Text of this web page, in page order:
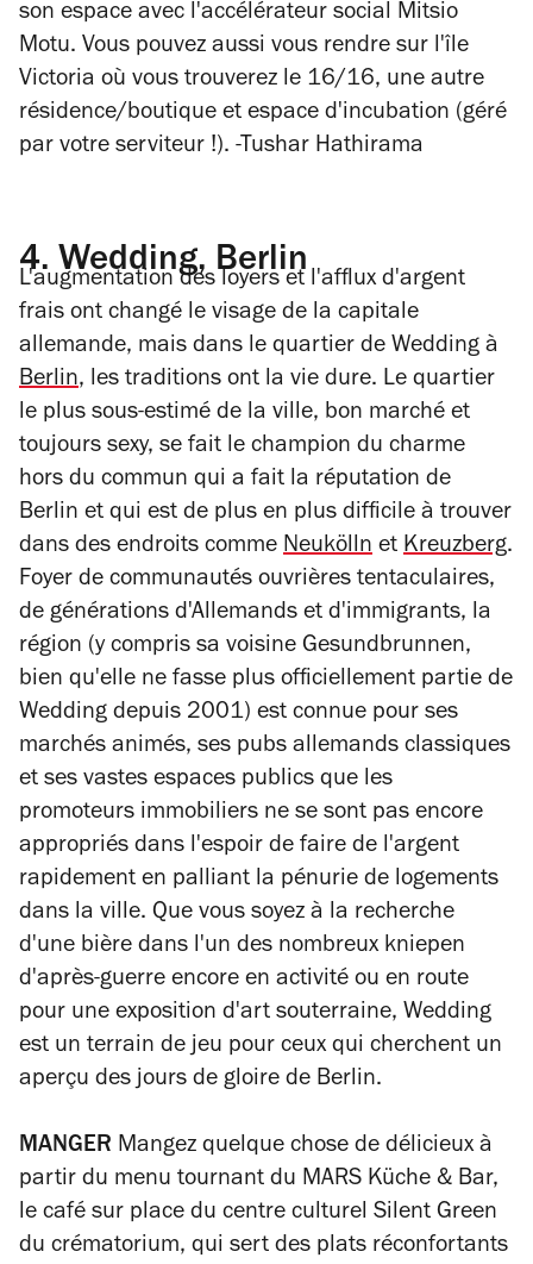
son espace avec l'accélérateur social Mitsio
Motu. Vous pouvez aussi vous rendre sur l'île
Victoria où vous trouverez le 16/16, une autre
résidence/boutique et espace d'incubation (géré
par votre serviteur !). -Tushar Hathirama
4. Wedding, Berlin
L'augmentation des loyers et l'afflux d'argent
frais ont changé le visage de la capitale
allemande, mais dans le quartier de Wedding à
Berlin, les traditions ont la vie dure. Le quartier
le plus sous-estimé de la ville, bon marché et
toujours sexy, se fait le champion du charme
hors du commun qui a fait la réputation de
Berlin et qui est de plus en plus difficile à trouver
dans des endroits comme Neukölln et Kreuzberg.
Foyer de communautés ouvrières tentaculaires,
de générations d'Allemands et d'immigrants, la
région (y compris sa voisine Gesundbrunnen,
bien qu'elle ne fasse plus officiellement partie de
Wedding depuis 2001) est connue pour ses
marchés animés, ses pubs allemands classiques
et ses vastes espaces publics que les
promoteurs immobiliers ne se sont pas encore
appropriés dans l'espoir de faire de l'argent
rapidement en palliant la pénurie de logements
dans la ville. Que vous soyez à la recherche
d'une bière dans l'un des nombreux kniepen
d'après-guerre encore en activité ou en route
pour une exposition d'art souterraine, Wedding
est un terrain de jeu pour ceux qui cherchent un
aperçu des jours de gloire de Berlin.
MANGER Mangez quelque chose de délicieux à
partir du menu tournant du MARS Küche & Bar,
le café sur place du centre culturel Silent Green
du crématorium, qui sert des plats réconfortants